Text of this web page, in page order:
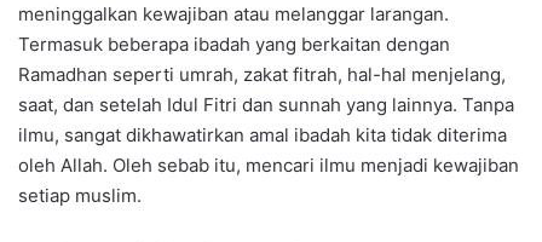
meninggalkan kewajiban atau melanggar larangan.
Termasuk beberapa ibadah yang berkaitan dengan
Ramadhan seperti umrah, zakat fitrah, hal-hal menjelang,
saat, dan setelah Idul Fitri dan sunnah yang lainnya. Tanpa
ilmu, sangat dikhawatirkan amal ibadah kita tidak diterima
oleh Allah. Oleh sebab itu, mencari ilmu menjadi kewajiban
setiap muslim.